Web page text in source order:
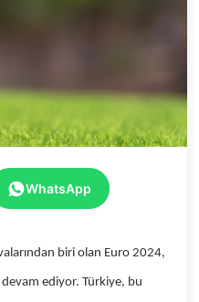
WhatsApp
biri olan Euro 2024,
ediyor. Türkiye, bu